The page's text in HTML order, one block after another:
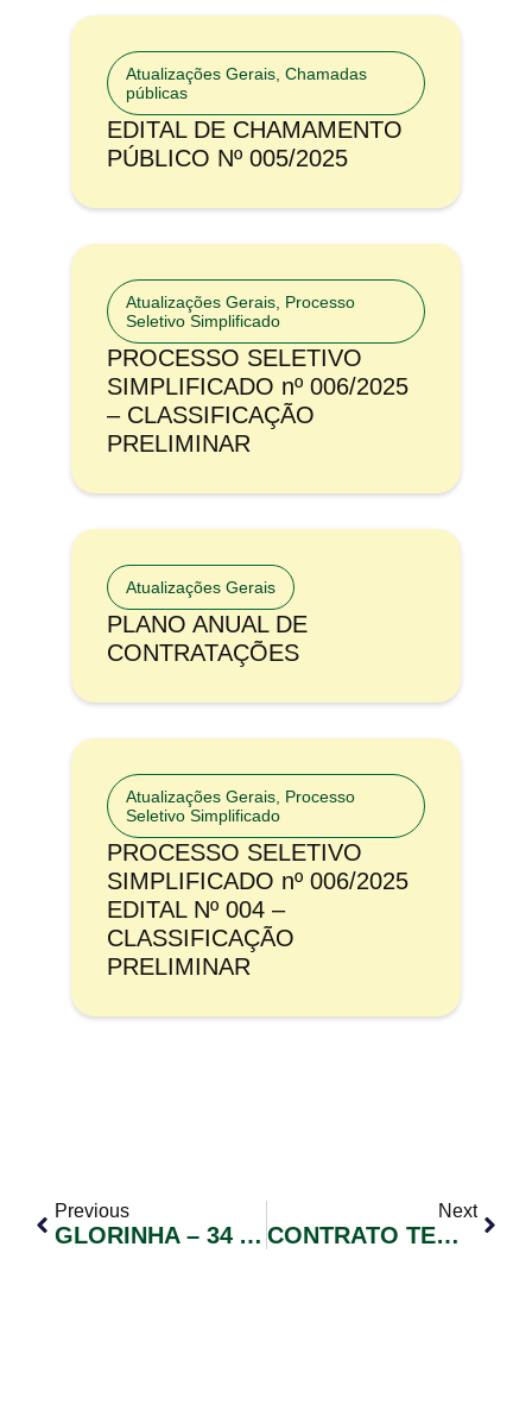
Atualizações Gerais Chamadas
públicas
EDITAL DE CHAMAMENTO
PÚBLICO Nº 005/2025
Atualizações Gerais Processo
Seletivo Simplificado
PROCESSO SELETIVO
SIMPLIFICADO nº 006/2025
– CLASSIFICAÇÃO
PRELIMINAR
Atualizações Gerais
PLANO ANUAL DE
CONTRATAÇÕES
Atualizações Gerais Processo
Seletivo Simplificado
PROCESSO SELETIVO
SIMPLIFICADO nº 006/2025
EDITAL Nº 004 –
CLASSIFICAÇÃO
PRELIMINAR
Previous
GLORINHA – 34 ANOS
Next
CONTRATO TEMPORÁRIO CONFORME LEI MUNICIPAL Nº 2122/2021 EDITAL DE CONVOCAÇÃO DE CANDIDATOS Nº 042/2021